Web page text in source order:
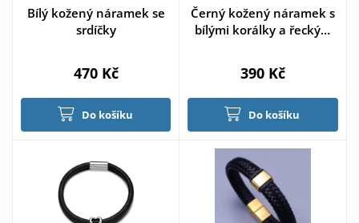
Bílý kožený náramek se
srdíčky
470 Kč
Do košíku
Černý kožený náramek s
bílými korálky a řeckým
390 Kč
Do košíku